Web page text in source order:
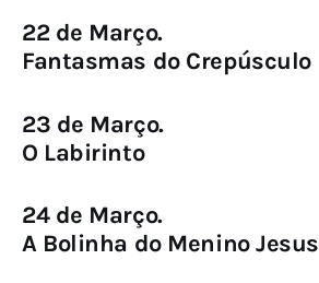
22 de Março.
Fantasmas do Crepúsculo
23 de Março.
O Labirinto
24 de Março.
A Bolinha do Menino Jesus